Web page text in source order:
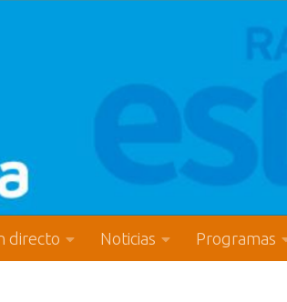
directo Noticias Programas